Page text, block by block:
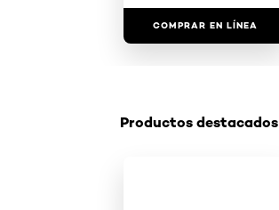
COMPRAR EN LÍNEA
Productos destacados